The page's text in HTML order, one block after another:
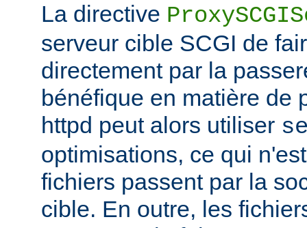
La directive
serveur cible SCGI de
directement par la
bénéfique en matière de
httpd peut alors utiliser
optimisations, ce qui
fichiers passent par la
cible. En outre, les